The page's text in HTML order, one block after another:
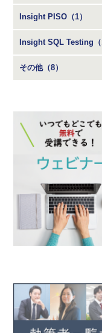
Insight PISO（1）
Insight SQL Testing（
その他（8）